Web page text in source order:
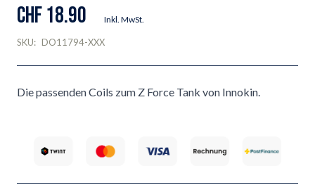
CHF 18.90 Inkl. MwSt.
SKU: DO11794-XXX
Die passenden Coils zum Z Force Tank von Innokin.